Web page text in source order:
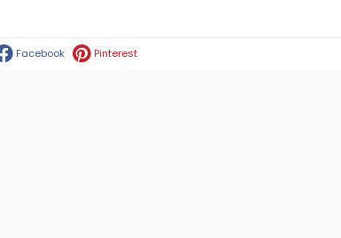
Facebook Pinterest